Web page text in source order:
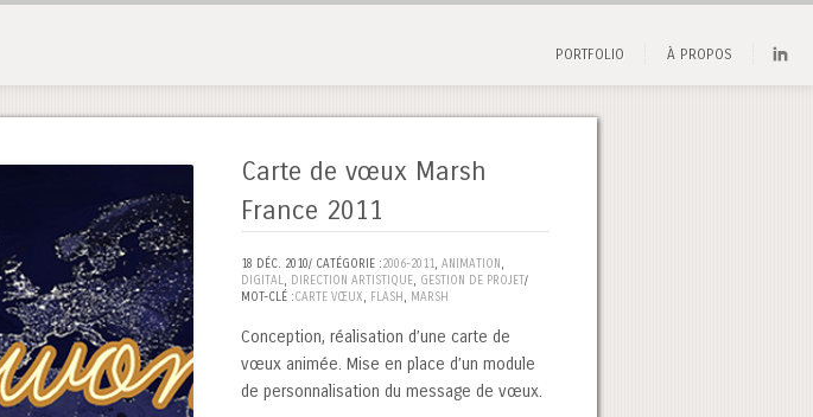
PORTFOLIO À PROPOS
Carte de vœux Marsh
France 2011
18 DÉC. 2010/ CATÉGORIE :2006-2011, ANIMATION ,
DIGITAL, DIRECTION ARTISTIQUE, GESTION DE PROJET/
MOT-CLÉ :CARTE VŒUX, FLASH , MARSH
Conception, réalisation d’une carte de
vœux animée. Mise en place d’un module
de personnalisation du message de vœux.